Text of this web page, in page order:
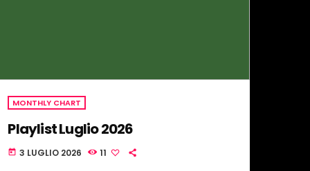
MONTHLY CHART
Playlist Luglio 2026
today 3 LUGLIO 2026 11